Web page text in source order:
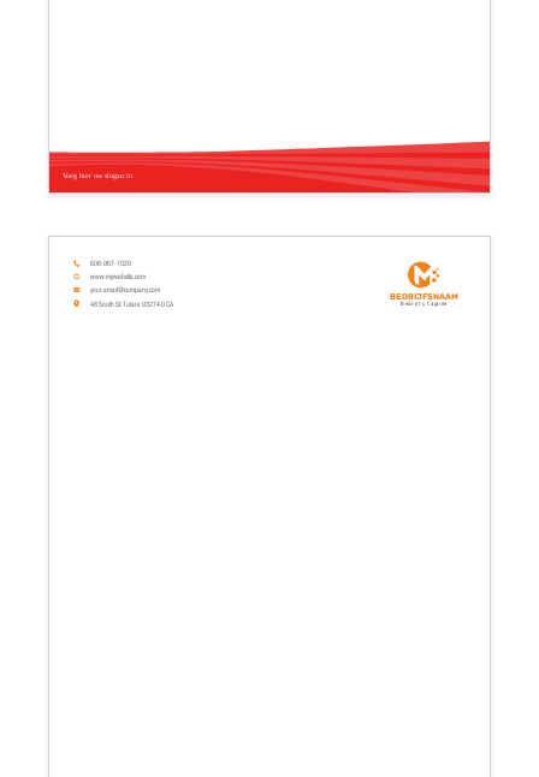
Voeg hier uw slogan in
your.email@company.com
48 South St. Tulare 93274.0 CA
608-967-1020
www.mywebsite.com
Bedrijfsnaam
Bedrijfs tagline